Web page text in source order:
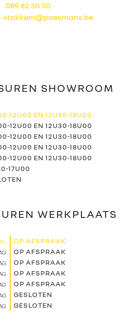
089 82 30 30
stokkem@paesmans.be
SHOWROOM
12U00 EN 12U30-18U00
12U00 EN 12U30-18U00
12U00 EN 12U30-18U00
12U00 EN 12U30-18U00
12U00 EN 12U30-18U00
17U00
WERKPLAATS
OP AFSPRAAK
OP AFSPRAAK
OP AFSPRAAK
OP AFSPRAAK
OP AFSPRAAK
GESLOTEN
GESLOTEN